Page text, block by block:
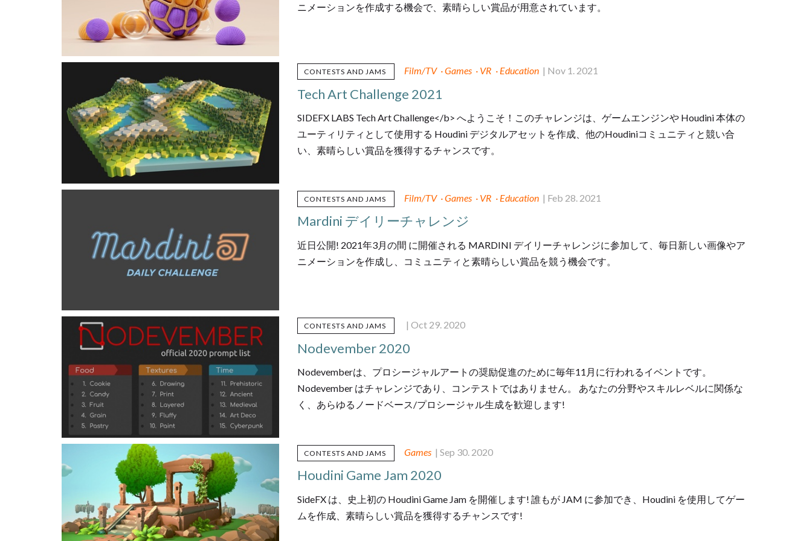
ニメーションを作成する機会で、素晴らしい賞品が用意されています。
CONTESTS AND JAMS Film/TV ·Games · VR · Education | Nov 1. 2021
Tech Art Challenge 2021
SIDEFX LABS Tech Art Challenge</b> へようこそ！このチャレンジは、ゲームエンジンや Houdini 本体の
ユーティリティとして使用する Houdini デジタルアセットを作成、他のHoudiniコミュニティと競い合
い、素晴らしい賞品を獲得するチャンスです。
CONTESTS AND JAMS Film/TV ·Games · VR · Education | Feb 28. 2021
Mardini デイリーチャレンジ
近日公開! 2021年3月の間 に開催される MARDINI デイリーチャレンジに参加して、毎日新しい画像やア
ニメーションを作成し、コミュニティと素晴らしい賞品を競う機会です。
CONTESTS AND JAMS | Oct 29. 2020
Nodevember 2020
Nodevemberは、プロシージャルアートの奨励促進のために毎年11月に行われるイベントです。
Nodevember はチャレンジであり、コンテストではありません。 あなたの分野やスキルレベルに関係な
く、あらゆるノードベース/プロシージャル生成を歓迎します!
CONTESTS AND JAMS Games | Sep 30. 2020
Houdini Game Jam 2020
SideFX は、史上初の Houdini Game Jam を開催します! 誰もが JAM に参加でき、Houdini を使用してゲー
ムを作成、素晴らしい賞品を獲得するチャンスです!